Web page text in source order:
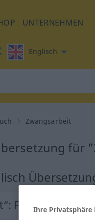
UNTERNEHMEN
Englisch
Zwangsarbeit
für
: Femininum
Ihre